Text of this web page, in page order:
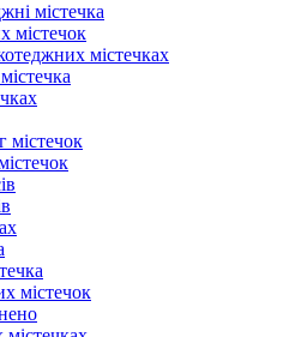
містечка
містечок
містечках
містечок
містечок